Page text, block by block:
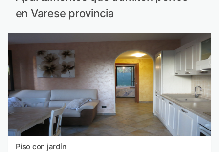
en Varese provincia
Piso con jardín